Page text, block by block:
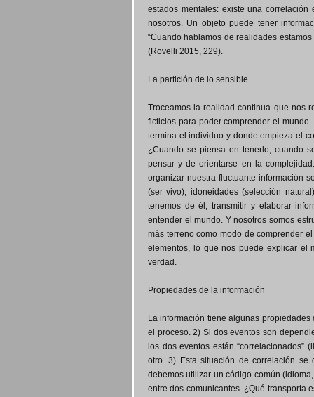
estados mentales: existe una
nosotros. Un objeto puede tener
“Cuando hablamos de realidades
(Rovelli 2015, 229).
La partición de lo sensible
Troceamos la realidad continua que nos
ficticios para poder comprender el
termina el individuo y donde empieza el
¿Cuando se piensa en tenerlo; cuando
pensar y de orientarse en la
organizar nuestra fluctuante información
(ser vivo), idoneidades (selección
tenemos de él, transmitir y elaborar
entender el mundo. Y nosotros somos
más terreno como modo de comprender
elementos, lo que nos puede explicar el
verdad.
Propiedades de la información
La información tiene algunas
el proceso. 2) Si dos eventos son
los dos eventos están
otro. 3) Esta situación de correlación
debemos utilizar un código común
entre dos comunicantes. ¿Qué transporta